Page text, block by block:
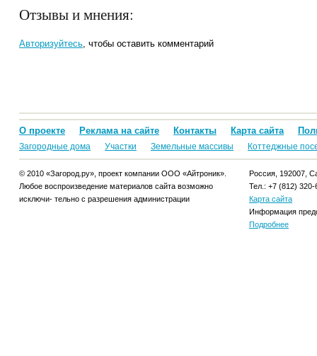
Отзывы и мнения:
Авторизуйтесь, чтобы оставить комментарий
О проекте Реклама на сайте Контакты Карта сайта
Загородные дома Участки Земельные массивы Коттеджные
© 2010 «Загород.ру», проект компании ООО «Айтроник».
Любое воспроизведение материалов сайта возможно
исключи- тельно с разрешения администрации
Россия, 192007,
Тел.: +7 (812) 320-
Карта сайта
Информация
Подробнее